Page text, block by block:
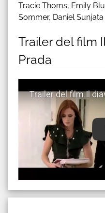
Tracie Thoms, Emily
Sommer, Daniel Sunjata
Trailer del film
Prada